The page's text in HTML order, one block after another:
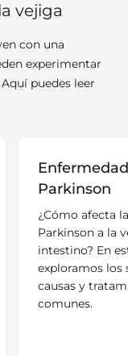
vejiga
con una
experimentar
puedes leer
Parkinson
¿Cómo afecta
Parkinson a la
intestino? En
exploramos los
causas y
comunes.